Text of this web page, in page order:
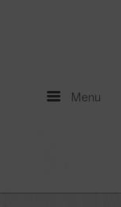
MenuMenu